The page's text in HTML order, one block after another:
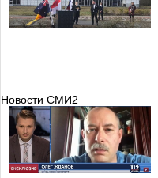
Новости СМИ2